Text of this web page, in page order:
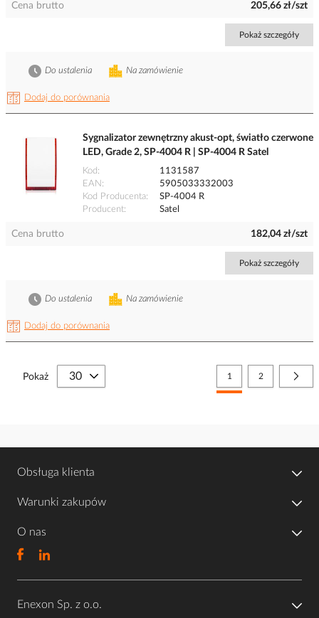
Cena brutto 205,66 zł/szt
Pokaż szczegóły
Dodaj do porównania
Na zamówienie
Do ustalenia
Sygnalizator zewnętrzny akust-opt, światło czerwone
LED, Grade 2, SP-4004 R | SP-4004 R Satel
Kod
1131587
EAN
5905033332003
Kod Producenta
SP-4004 R
Producent
Satel
Cena brutto 182,04 zł/szt
Pokaż szczegóły
Dodaj do porównania
Na zamówienie
Do ustalenia
Strona
Aktualnie czytasz stronę
1 Strona
2
Pokaż
Obsługa klienta
Warunki zakupów
O nas
Enexon Sp. z o.o.